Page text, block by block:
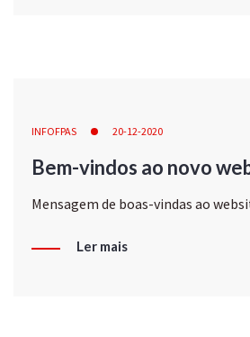
INFOFPAS 20-12-2020
Bem-vindos ao novo
Mensagem de boas-vindas ao
Ler mais